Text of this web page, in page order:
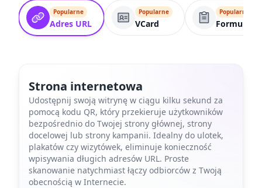
Popularne
Adres URL
Popularne
VCard
Popularne
Formularz
Strona internetowa
Udostępnij swoją witrynę w ciągu kilku sekund za
pomocą kodu QR, który przekieruje użytkowników
bezpośrednio do Twojej strony głównej, strony
docelowej lub strony kampanii. Idealny do ulotek,
plakatów czy wizytówek, eliminuje konieczność
wpisywania długich adresów URL. Proste
skanowanie natychmiast łączy odbiorców z Twoją
obecnością w Internecie.